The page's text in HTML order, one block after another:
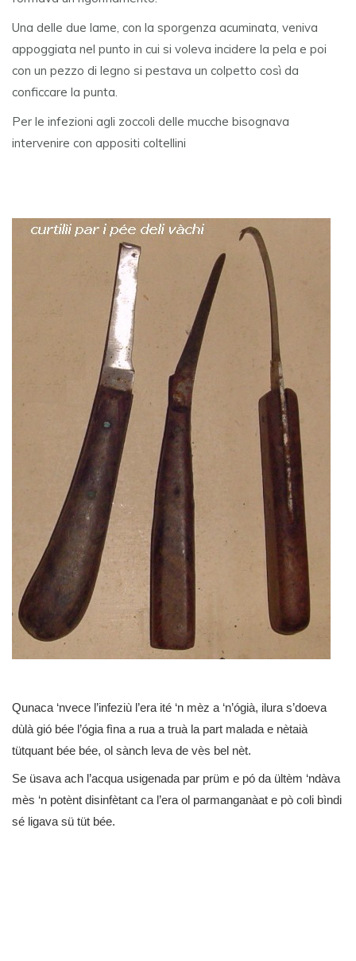
Una delle due lame, con la sporgenza acuminata, veniva
appoggiata nel punto in cui si voleva incidere la pela e poi
con un pezzo di legno si pestava un colpetto così da
conficcare la punta.
Per le infezioni agli zoccoli delle mucche bisognava
intervenire con appositi coltellini
Qunaca ‘nvece l’infeziù l’era ité ‘n mèz a ‘n’ógià, ilura s’doeva
dùlà gió bée l’ógia fìna a rua a truà la part malada e nètaià
tütquant bée bée, ol sànch leva de vès bel nèt.
Se üsava ach l’acqua usigenada par prüm e pó da ültèm ‘ndàva
mès ‘n potènt disinfètant ca l’era ol parmanganàat e pò coli bìndi
sé ligava sü tüt bée.